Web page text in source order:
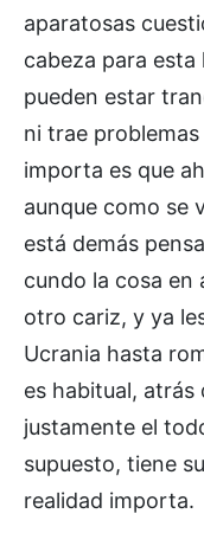
aparatosas
cabeza para esta
pueden estar
ni trae
importa es que
aunque como se
está demás
cundo la cosa en
otro cariz, y ya
Ucrania hasta
es habitual,
justamente el
supuesto, tiene
realidad importa.